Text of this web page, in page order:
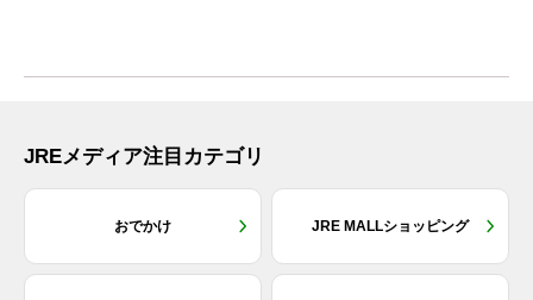
JREメディア注目カテゴリ
おでかけ JRE MALLショッピング